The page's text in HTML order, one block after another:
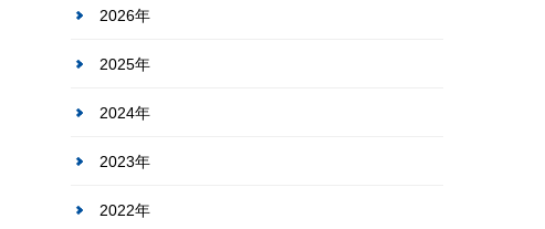
2026年
2025年
2024年
2023年
2022年